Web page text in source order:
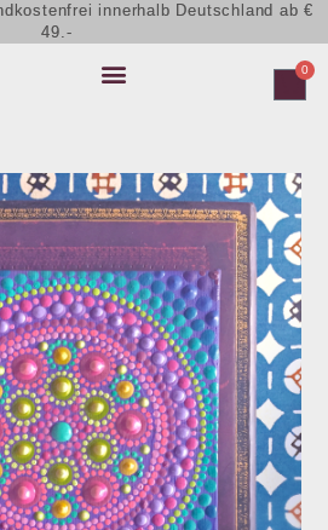
innerhalb Deutschland ab €
49.-
0